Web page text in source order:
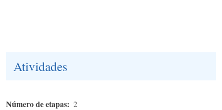
Atividades
Número de etapas 2